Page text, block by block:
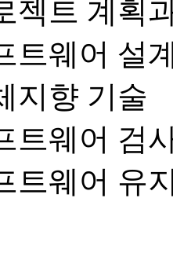
젝트 계획
트웨어 설
지향 기술
트웨어 검
트웨어 유